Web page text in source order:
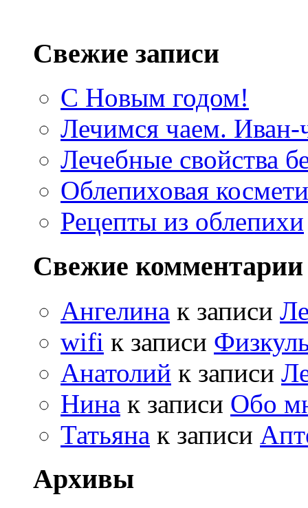
Свежие записи
С Новым годом!
Лечимся чаем. Иван-
Лечебные свойства
Облепиховая
Рецепты из облепихи
Свежие комментарии
Ангелина к записи
wifi к записи
Анатолий к записи
Нина к записи Обо
Татьяна к записи
Архивы